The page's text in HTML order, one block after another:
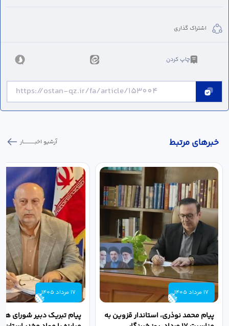
اشتراک گذاری
چاپ کردن
خبر‌های مرتبط آرشیو اخبـــــــــــار
17 مرداد 1405
پیام محمد نوذری، استاندار قزوین به
17 مرداد 1405
پیام تبریک دبیر شورای